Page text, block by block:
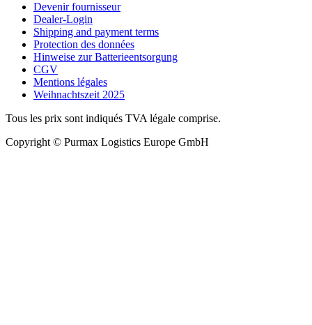
Devenir fournisseur
Dealer-Login
Shipping and payment terms
Protection des données
Hinweise zur Batterieentsorgung
CGV
Mentions légales
Weihnachtszeit 2025
Tous les prix sont indiqués TVA légale comprise.
Copyright © Purmax Logistics Europe GmbH